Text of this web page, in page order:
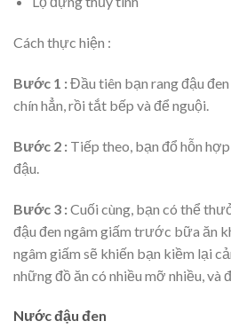
Cách thực hiện :
Bước 1 :Đầu tiên bạn rang đậu
chín hẳn, rồi tắt bếp và để nguội.
Bước 2 : Tiếp theo, bạn đổ hỗn
đậu.
Bước 3 :Cuối cùng, bạn có thể
đậu đen ngâm giấm trước bữa ăn
ngâm giấm sẽ khiến bạn kiềm lại
những đồ ăn có nhiều mỡ nhiều, và
Nước đậu đen